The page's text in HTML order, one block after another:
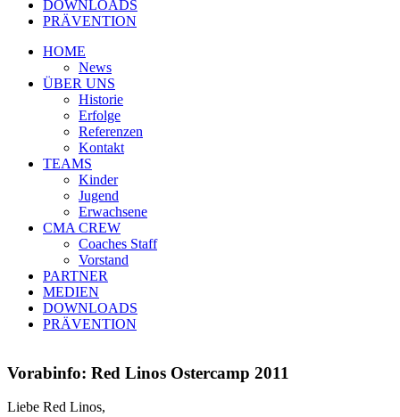
DOWNLOADS
PRÄVENTION
HOME
News
ÜBER UNS
Historie
Erfolge
Referenzen
Kontakt
TEAMS
Kinder
Jugend
Erwachsene
CMA CREW
Coaches Staff
Vorstand
PARTNER
MEDIEN
DOWNLOADS
PRÄVENTION
Vorabinfo: Red Linos Ostercamp 2011
Liebe Red Linos,